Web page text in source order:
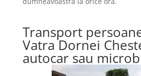
Transport
Vatra Dornei
autocar sau